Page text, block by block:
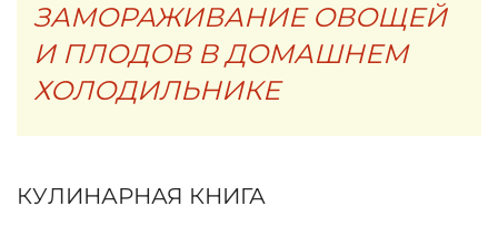
ЗАМОРАЖИВАНИЕ ОВОЩЕЙ
И ПЛОДОВ В ДОМАШНЕМ
ХОЛОДИЛЬНИКЕ
КУЛИНАРНАЯ КНИГА